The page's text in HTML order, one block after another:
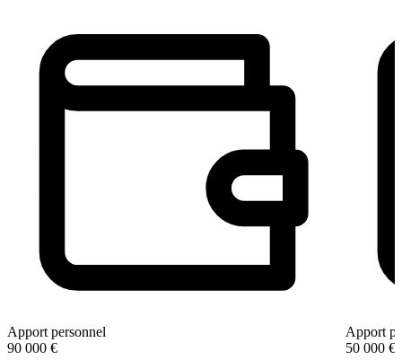
Apport personnel
90 000 €
Apport
50 000 €